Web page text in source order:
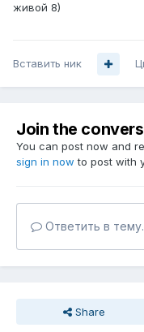
живой 8)
Вставить ник
Join the
You can post now and
sign in now to post with
Ответить в
Share